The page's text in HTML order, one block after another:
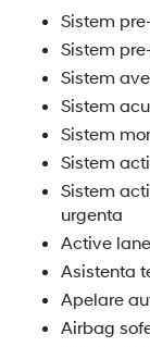
Sistem
Sistem
Sistem
Sistem
Sistem
Sistem
Sistem
urgenta
Active
Asistenta
Apelare
Airbag